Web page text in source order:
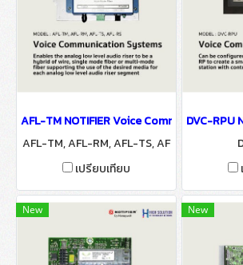
AFL-TM NOTIFIER Voice Communication
AFL-TM, AFL-RM, AFL-TS, AF
L-RS
เปรียบเทียบ
DVC-RPU
New New